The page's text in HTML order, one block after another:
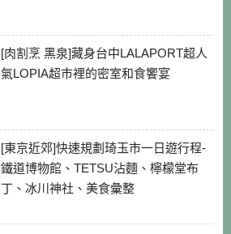
[肉割烹 黑泉]藏身台中LALAPORT超人
氣LOPIA超市裡的密室和食饗宴
[東京近郊]快速規劃琦玉市一日遊行程-
鐵道博物館、TETSU沾麵、檸檬堂布
丁、冰川神社、美食彙整